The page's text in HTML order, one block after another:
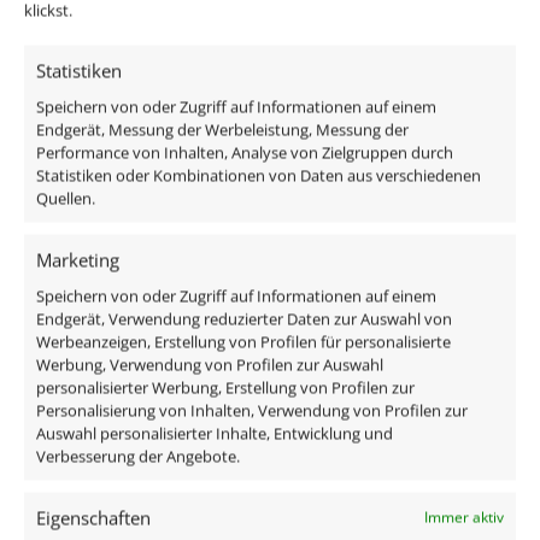
klickst.
Statistiken
Speichern von oder Zugriff auf Informationen auf einem
Endgerät, Messung der Werbeleistung, Messung der
Performance von Inhalten, Analyse von Zielgruppen durch
Statistiken oder Kombinationen von Daten aus verschiedenen
Quellen.
Marketing
Speichern von oder Zugriff auf Informationen auf einem
Endgerät, Verwendung reduzierter Daten zur Auswahl von
Werbeanzeigen, Erstellung von Profilen für personalisierte
Werbung, Verwendung von Profilen zur Auswahl
personalisierter Werbung, Erstellung von Profilen zur
Personalisierung von Inhalten, Verwendung von Profilen zur
Auswahl personalisierter Inhalte, Entwicklung und
Verbesserung der Angebote.
Eigenschaften Immer aktiv
WLAN-Steuerset
Trafos
Passendes Funkdimmer-Set
Philips Hue / ZigBee
Alexa Echo
Im Lieferumfang enthalten sind:
1x Forma Aqua Alu Einbaurahmen IP44 Eisen-
gebürstet
1x ultra flaches DC 24V Aluminium LED-Modul
Technische Daten